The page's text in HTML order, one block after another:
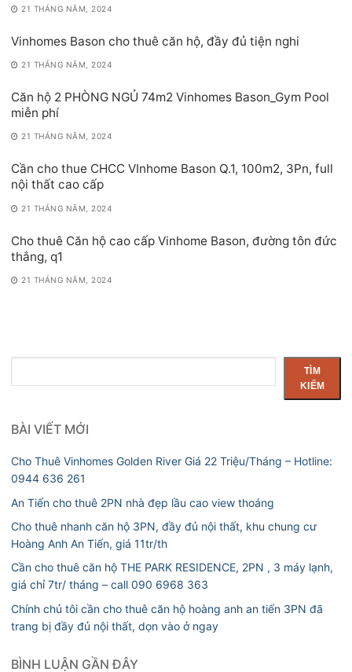
21 THÁNG NĂM, 2024
Vinhomes Bason cho thuê căn hộ, đầy đủ tiện nghi
21 THÁNG NĂM, 2024
Căn hộ 2 PHÒNG NGỦ 74m2 Vinhomes Bason_Gym Pool
miễn phí
21 THÁNG NĂM, 2024
Cần cho thue CHCC VInhome Bason Q.1, 100m2, 3Pn, full
nội thất cao cấp
21 THÁNG NĂM, 2024
Cho thuê Căn hộ cao cấp Vinhome Bason, đường tôn đức
thắng, q1
21 THÁNG NĂM, 2024
kiếm
TÌM
KIẾM
BÀI VIẾT MỚI
Cho Thuê Vinhomes Golden River Giá 22 Triệu/Tháng – Hotline:
0944 636 261
An Tiến cho thuê 2PN nhà đẹp lầu cao view thoáng
Cho thuê nhanh căn hộ 3PN, đầy đủ nội thất, khu chung cư
Hoàng Anh An Tiến, giá 11tr/th
Cần cho thuê căn hộ THE PARK RESIDENCE, 2PN , 3 máy lạnh,
giá chỉ 7tr/ tháng – call 090 6968 363
Chính chủ tôi cần cho thuê căn hộ hoàng anh an tiến 3PN đã
trang bị đầy đủ nội thất, dọn vào ở ngay
BÌNH LUẬN GẦN ĐÂY